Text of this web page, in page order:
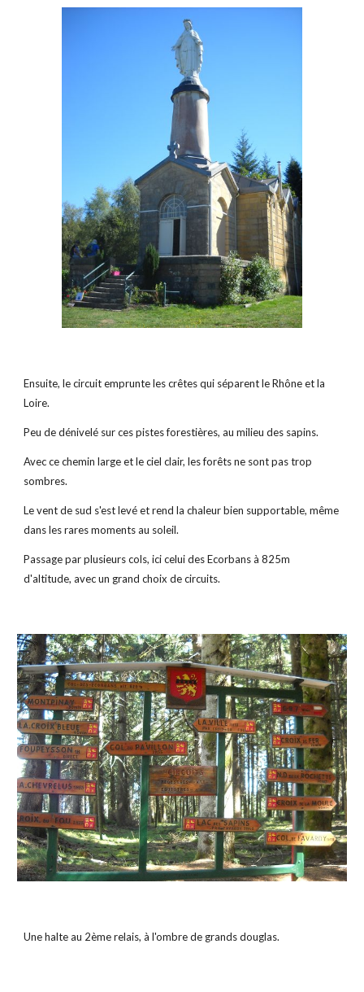
Ensuite, le circuit emprunte les crêtes qui séparent le Rhône et la
Loire.
Peu de dénivelé sur ces pistes forestières, au milieu des sapins.
Avec ce chemin large et le ciel clair, les forêts ne sont pas trop
sombres.
Le vent de sud s'est levé et rend la chaleur bien supportable, même
dans les rares moments au soleil.
Passage par plusieurs cols, ici celui des Ecorbans à 825m
d'altitude, avec un grand choix de circuits.
Une halte au 2ème relais, à l'ombre de grands douglas.